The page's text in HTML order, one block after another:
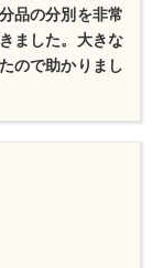
品の分別を非常
ました。大きな
ので助かりまし